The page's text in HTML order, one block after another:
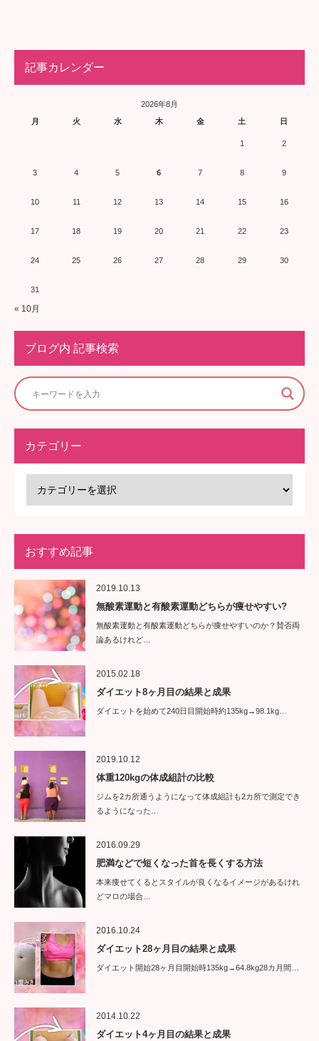
記事カレンダー
2026年8月
月
火 水 木 金 土 日
1 2
3 4 5 6 7 8 9
10 11 12 13 14 15 16
17 18 19 20 21 22 23
24 25 26 27 28 29 30
31
« 10月
ブログ内 記事検索
カテゴリー
おすすめ記事
2019.10.13
無酸素運動と有酸素運動どちらが痩せやすい?
無酸素運動と有酸素運動どちらが痩せやすいのか？賛否両
論あるけれど…
2015.02.18
ダイエット8ヶ月目の結果と成果
ダイエットを始めて240日目開始時約135kg→98.1kg…
2019.10.12
体重120kgの体成組計の比較
ジムを2カ所通うようになって体成組計も2カ所で測定でき
るようになった…
2016.09.29
肥満などで短くなった首を長くする方法
本来痩せてくるとスタイルが良くなるイメージがあるけれ
どマロの場合…
2016.10.24
ダイエット28ヶ月目の結果と成果
ダイエット開始28ヶ月目開始時135kg→64.8kg28カ月間…
2014.10.22
ダイエット4ヶ月目の結果と成果